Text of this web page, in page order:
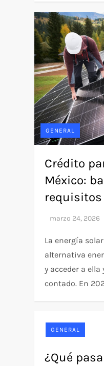
GENERAL
Crédito
México:
La energía
alternativa
y acceder a
contado. En
GENERAL
¿Qué